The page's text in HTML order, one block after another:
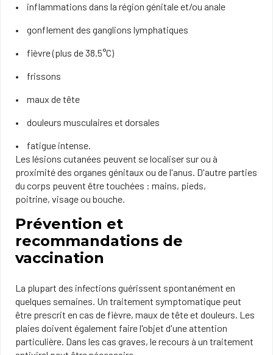
inflammations dans la région génitale et/ou anale
gonflement des ganglions lymphatiques
fièvre (plus de 38.5°C)
frissons
maux de tête
douleurs musculaires et dorsales
fatigue intense.
Les lésions cutanées peuvent se localiser sur ou à
proximité des organes génitaux ou de l'anus. D'autre parties
du corps peuvent être touchées : mains, pieds,
poitrine, visage ou bouche.
Prévention et
recommandations de
vaccination
La plupart des infections guérissent spontanément en
quelques semaines. Un traitement symptomatique peut
être prescrit en cas de fièvre, maux de tête et douleurs. Les
plaies doivent également faire l'objet d'une attention
particulière. Dans les cas graves, le recours à un traitement